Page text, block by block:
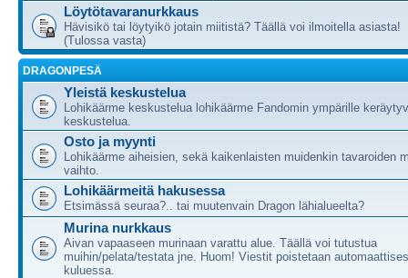
Löytötavaranurkkaus
Hävisikö tai löytyikö jotain miitistä? Täällä voi ilmoitella asiasta!
(Tulossa vasta)
DRAGONPESÄ
Yleistä keskustelua
Lohikäärme keskustelua lohikäärme Fandomin ympärille
keskustelua.
Osto ja myynti
Lohikäärme aiheisien, sekä kaikenlaisten muidenkin tavaroiden
vaihto.
Lohikäärmeitä hakusessa
Etsimässä seuraa?.. tai muutenvain Dragon lähialueelta?
Murina nurkkaus
Aivan vapaaseen murinaan varattu alue. Täällä voi tutustua
muihin/pelata/testata jne. Huom! Viestit poistetaan
kuluessa.